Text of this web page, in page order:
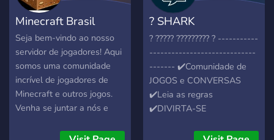
especial para **servidores
de Minecraft**, onde você
pode compartilhar suas
construções incríveis e
fazer novos amigos! ⛏️🏰
Minecraft Brasil
Seja bem-vindo ao nosso
servidor de jogadores! Aqui
somos uma comunidade
incrível de jogadores de
Minecraft e outros jogos.
Venha se juntar a nós e
comunidade divertida e
? SHARK
COMMUNITY ?
? ????? ????????? ? -----------
-----------------------------
------- ✔️Comunidade de
JOGOS e CONVERSAS
✔️Leia as regras
✔️DIVIRTA-SE